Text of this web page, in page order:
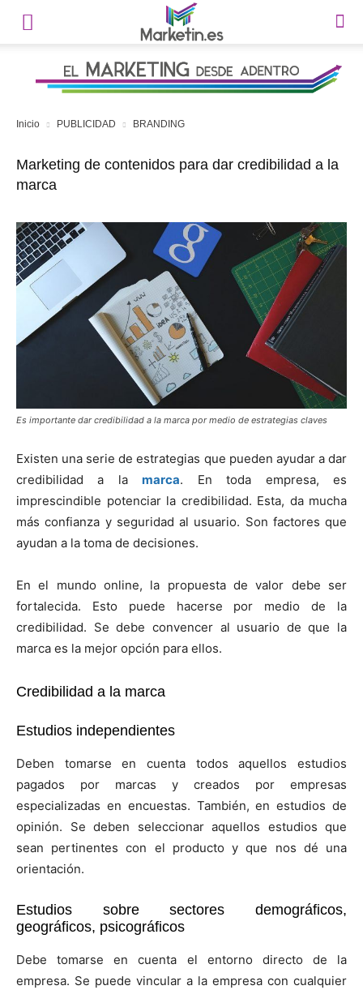
Inicio PUBLICIDAD BRANDING
Marketing de contenidos para dar credibilidad a la
marca
Es importante dar credibilidad a la marca por medio de estrategias claves
Existen una serie de estrategias que pueden ayudar a dar
credibilidad a lamarca. En toda empresa, es
imprescindible potenciar la credibilidad. Esta, da mucha
más confianza y seguridad al usuario. Son factores que
ayudan a la toma de decisiones.
En el mundo online, la propuesta de valor debe ser
fortalecida. Esto puede hacerse por medio de la
credibilidad. Se debe convencer al usuario de que la
marca es la mejor opción para ellos.
Credibilidad a la marca
Estudios independientes
Deben tomarse en cuenta todos aquellos estudios
pagados por marcas y creados por empresas
especializadas en encuestas. También, en estudios de
opinión. Se deben seleccionar aquellos estudios que
sean pertinentes con el producto y que nos dé una
orientación.
Estudios sobre sectores demográficos,
geográficos, psicográficos
Debe tomarse en cuenta el entorno directo de la
empresa. Se puede vincular a la empresa con cualquier